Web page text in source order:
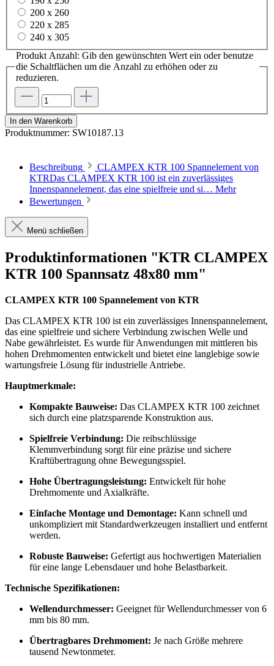
200 x 260
220 x 285
240 x 305
Produkt Anzahl: Gib den gewünschten Wert ein oder benutze
die Schaltflächen um die Anzahl zu erhöhen oder zu
reduzieren.
In den Warenkorb
Produktnummer: SW10187.13
Beschreibung
CLAMPEX KTR 100 Spannelement von
KTRDas CLAMPEX KTR 100 ist ein zuverlässiges
Innenspannelement, das eine spielfreie und si… Mehr
Bewertungen
Menü schließen
Produktinformationen "KTR CLAMPEX
KTR 100 Spannsatz 48x80 mm"
CLAMPEX KTR 100 Spannelement von KTR
Das CLAMPEX KTR 100 ist ein zuverlässiges Innenspannelement,
das eine spielfreie und sichere Verbindung zwischen Welle und
Nabe gewährleistet. Es wurde für Anwendungen mit mittleren bis
hohen Drehmomenten entwickelt und bietet eine langlebige sowie
wartungsfreie Lösung für industrielle Antriebe.
Hauptmerkmale:
Kompakte Bauweise: Das CLAMPEX KTR 100 zeichnet
sich durch eine platzsparende Konstruktion aus.
Spielfreie Verbindung: Die reibschlüssige
Klemmverbindung sorgt für eine präzise und sichere
Kraftübertragung ohne Bewegungsspiel.
Hohe Übertragungsleistung: Entwickelt für hohe
Drehmomente und Axialkräfte.
Einfache Montage und Demontage: Kann schnell und
unkompliziert mit Standardwerkzeugen installiert und entfernt
werden.
Robuste Bauweise: Gefertigt aus hochwertigen Materialien
für eine lange Lebensdauer und hohe Belastbarkeit.
Technische Spezifikationen:
Wellendurchmesser: Geeignet für Wellendurchmesser von 6
mm bis 80 mm.
Übertragbares Drehmoment: Je nach Größe mehrere
tausend Newtonmeter.